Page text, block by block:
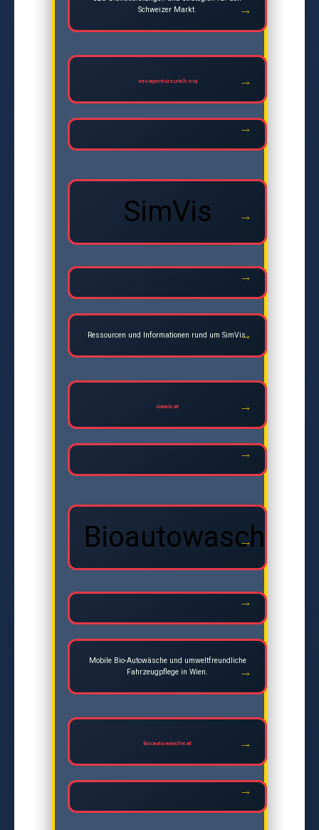
Schweizer Markt.
seoagenturzurich.org
SimVis
Ressourcen und Informationen rund um SimVis.
simvis.at
Bioautowasche
Mobile Bio-Autowäsche und umweltfreundliche
Fahrzeugpflege in Wien.
bioautowasche.at